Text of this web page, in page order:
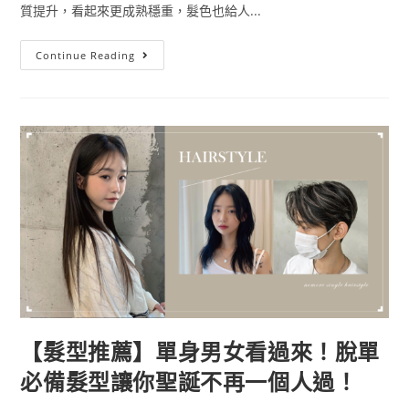
質提升，看起來更成熟穩重，髮色也給人...
Continue Reading
【髮型推薦】單身男女看過來！脫單
必備髮型讓你聖誕不再一個人過！